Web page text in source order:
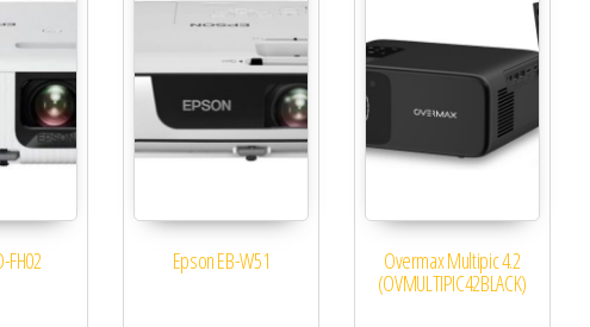
FH02 Epson EB-W51 Overmax Multipic 4.2
(OVMULTIPIC42BLACK)